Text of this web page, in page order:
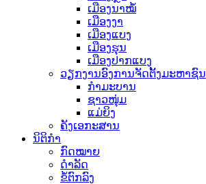
ເມືອງນາໝໍ້
ເມືອງງາ
ເມືອງແບງ
ເມືອງຮຸນ
ເມືອງປາກແບງ
ວຽກງານອົງການຈັດຕັ້ງມະຫາຊົນ
ກຳມະບານ
ຊາວໜຸ່ມ
ແມ່ຍິງ
ຄັງເອກະສານ
ນິຕິກຳ
ກົດໝາຍ
ດຳລັດ
ຂໍ້ຕົກລົງ